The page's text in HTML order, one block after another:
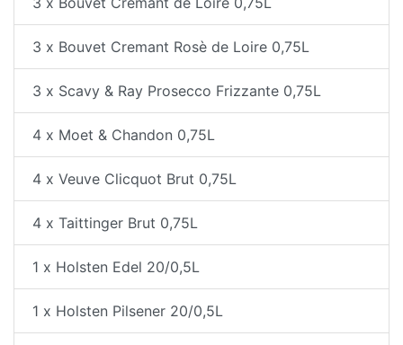
3 x Bouvet Cremant Rosè de Loire 0,75L
3 x Scavy & Ray Prosecco Frizzante 0,75L
4 x Moet & Chandon 0,75L
4 x Veuve Clicquot Brut 0,75L
4 x Taittinger Brut 0,75L
1 x Holsten Edel 20/0,5L
1 x Holsten Pilsener 20/0,5L